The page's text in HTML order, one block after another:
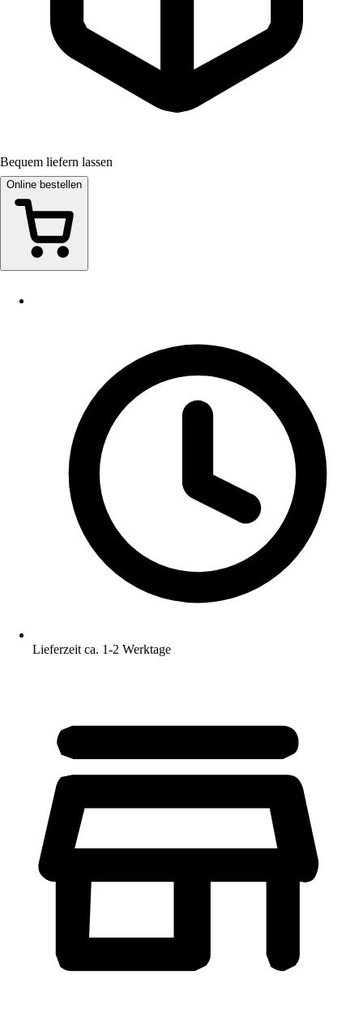
Bequem liefern lassen
Online bestellen
Lieferzeit ca. 1-2 Werktage